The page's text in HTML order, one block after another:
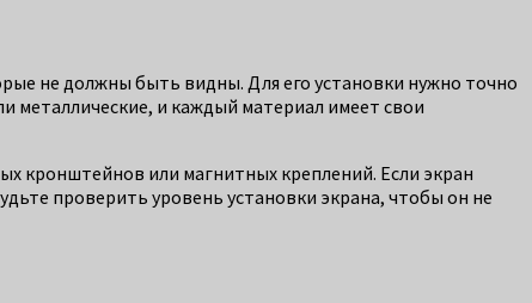
не должны быть видны. Для его установки нужно точно
и каждый материал имеет свои
кронштейнов или магнитных креплений. Если экран
проверить уровень установки экрана, чтобы он не